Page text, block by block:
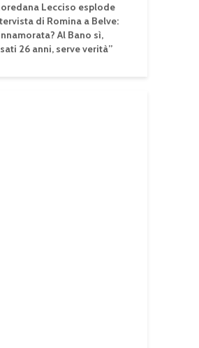
Lecciso esplode
di Romina a Belve:
Al Bano sì,
26 anni, serve verità”